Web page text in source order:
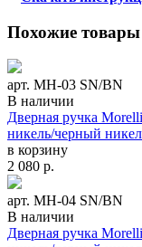
Похожие товары
арт. MH-03 SN/BN
В наличии
Дверная ручка
никель/черный
в корзину
2 080 р.
арт. MH-04 SN/BN
В наличии
Дверная ручка